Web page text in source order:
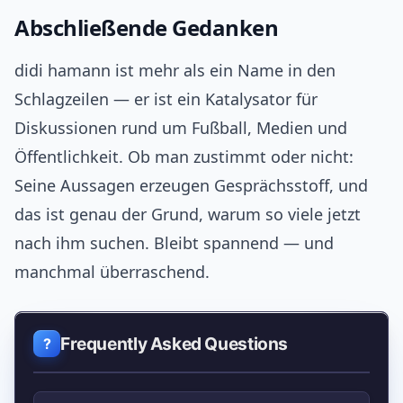
Abschließende Gedanken
didi hamann ist mehr als ein Name in den
Schlagzeilen — er ist ein Katalysator für
Diskussionen rund um Fußball, Medien und
Öffentlichkeit. Ob man zustimmt oder nicht:
Seine Aussagen erzeugen Gesprächsstoff, und
das ist genau der Grund, warum so viele jetzt
nach ihm suchen. Bleibt spannend — und
manchmal überraschend.
Frequently Asked Questions